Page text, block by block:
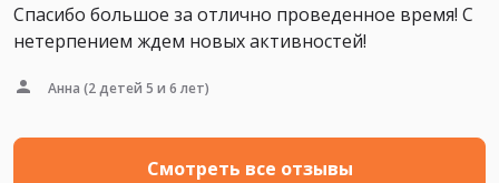
Спасибо большое за отлично проведенное время! С
нетерпением ждем новых активностей!
Анна (2 детей 5 и 6 лет)
Смотреть все отзывы